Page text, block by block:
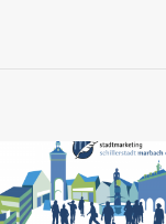
Citytour im Energie-